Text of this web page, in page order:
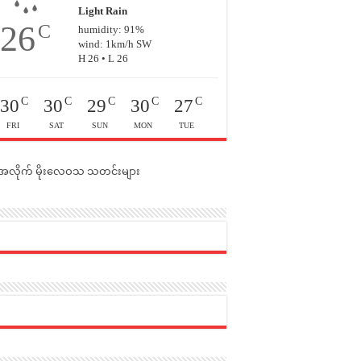
26C
Light Rain
humidity: 91%
wind: 1km/h SW
H 26 • L 26
30 C
FRI
30 C
SAT
29 C
SUN
30 C
MON
27 C
TUE
လိုက် မိုးလေဝသ သတင်းများ